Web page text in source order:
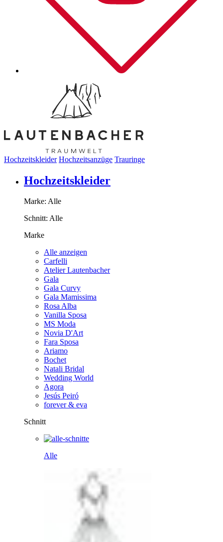
Hochzeitskleider Hochzeitsanzüge Trauringe
Hochzeitskleider
Marke: Alle
Schnitt: Alle
Marke
Alle anzeigen
Carfelli
Atelier Lautenbacher
Gala
Gala Curvy
Gala Mamissima
Rosa Alba
Vanilla Sposa
MS Moda
Novia D'Art
Fara Sposa
Ariamo
Bochet
Natali Bridal
Wedding World
Agora
Jesús Peiró
forever & eva
Schnitt
Alle